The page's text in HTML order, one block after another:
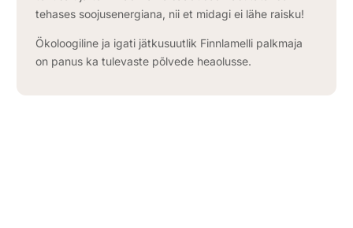
tehases soojusenergiana, nii et midagi ei lähe raisku!
Ökoloogiline ja igati jätkusuutlik Finnlamelli palkmaja
on panus ka tulevaste põlvede heaolusse.